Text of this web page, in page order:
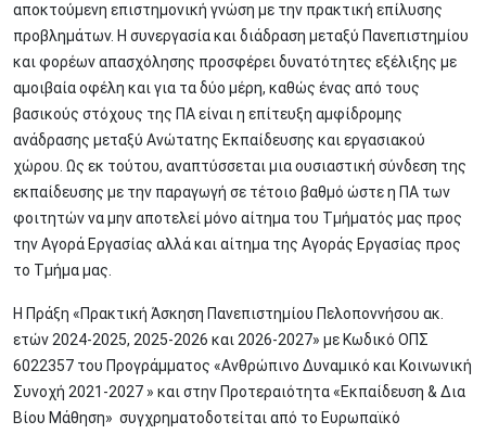
αποκτούµενη επιστηµονική γνώση µε την πρακτική επίλυσης
προβληµάτων. Η συνεργασία και διάδραση µεταξύ Πανεπιστηµίου
και φορέων απασχόλησης προσφέρει δυνατότητες εξέλιξης µε
αµοιβαία οφέλη και για τα δύο µέρη, καθώς ένας από τους
βασικούς στόχους της ΠΑ είναι η επίτευξη αμφίδρομης
ανάδρασης μεταξύ Ανώτατης Εκπαίδευσης και εργασιακού
χώρου. Ως εκ τούτου, αναπτύσσεται μια ουσιαστική σύνδεση της
εκπαίδευσης με την παραγωγή σε τέτοιο βαθμό ώστε η ΠΑ των
φοιτητών να μην αποτελεί μόνο αίτημα του Τμήματός μας προς
την Αγορά Εργασίας αλλά και αίτημα της Αγοράς Εργασίας προς
το Τμήμα μας.
Η Πράξη «Πρακτική Άσκηση Πανεπιστημίου Πελοποννήσου ακ.
ετών 2024-2025, 2025-2026 και 2026-2027» με Κωδικό ΟΠΣ
6022357 του Προγράμματος «Ανθρώπινο Δυναμικό και Κοινωνική
Συνοχή 2021-2027 » και στην Προτεραιότητα «Εκπαίδευση & Δια
Βίου Μάθηση» συγχρηματοδοτείται από το Ευρωπαϊκό